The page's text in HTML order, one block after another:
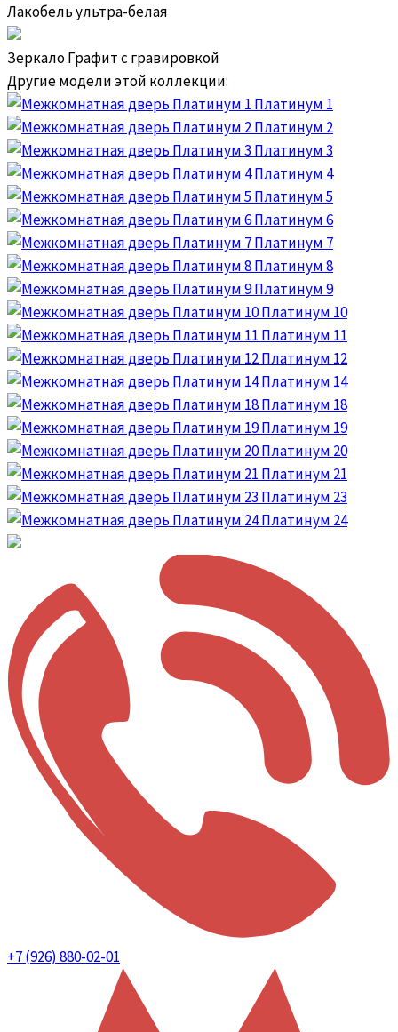
Лакобель ультра-белая
Зеркало Графит с гравировкой
Другие модели этой коллекции:
Платинум 1
Платинум 2
Платинум 3
Платинум 4
Платинум 5
Платинум 6
Платинум 7
Платинум 8
Платинум 9
Платинум 10
Платинум 11
Платинум 12
Платинум 14
Платинум 18
Платинум 19
Платинум 20
Платинум 21
Платинум 23
Платинум 24
+7 (926) 880-02-01